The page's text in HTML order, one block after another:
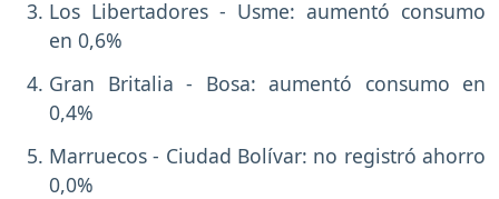
Los Libertadores - Usme: aumentó consumo
en 0,6%
Gran Britalia - Bosa: aumentó consumo en
0,4%
Marruecos - Ciudad Bolívar: no registró ahorro
0,0%